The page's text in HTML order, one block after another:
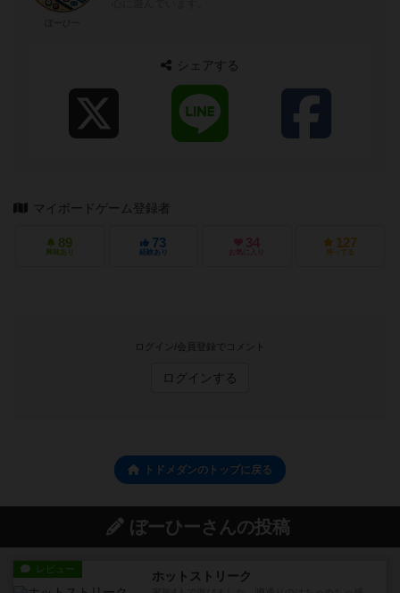
シェアする
マイボードゲーム登録者
89
興味あり
73
経験あり
34
お気に入り
127
持ってる
ログイン/会員登録でコメント
ログインする
トドメダンのトップに戻る
ぼーひーさんの投稿
レビュー ホットストリーク